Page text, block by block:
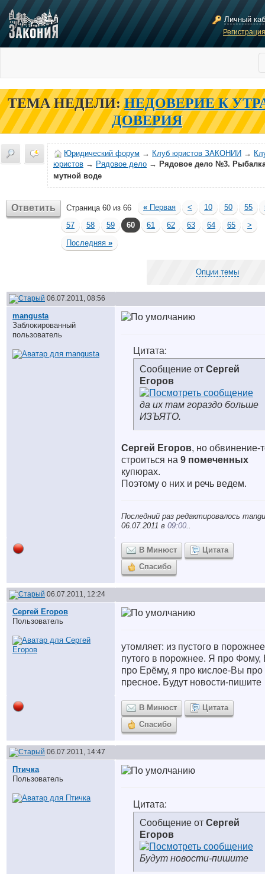
Личный
ТЕМА НЕДЕЛИ: НЕДОВЕРИЕ К
ДОВЕРИЯ
Юридический форум → Клуб юристов ЗАКОНИИ →
юристов → Рядовое дело → Рядовое дело №3.
мутной воде
Ответить Страница 60 из 66 « Первая < 10 50 55
57
58 59 60 61 62 63 64 65
>
Последняя »
Опции темы
06.07.2011, 08:56
mangusta
Заблокированный
пользователь
Цитата:
Сообщение от Сергей
Егоров
да их там гораздо больше
ИЗЪЯТО.
Сергей Егоров, но обвинение-
строиться на 9 помеченных
купюрах.
Поэтому о них и речь ведем.
Последний раз редактировалось
06.07.2011 в 09:00..
В Минюст
Цитата
Спасибо
06.07.2011, 12:24
Сергей Егоров
Пользователь
утомляет: из пустого в
путого в порожнее. Я про
про Ерёму, я про кислое-Вы про
пресное. Будут новости-пишите
В Минюст
Цитата
Спасибо
06.07.2011, 14:47
Птичка
Пользователь
Цитата:
Сообщение от Сергей
Егоров
Будут новости-пишите